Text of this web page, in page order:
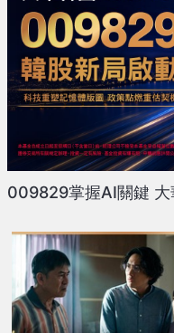
009829掌握AI關鍵 大